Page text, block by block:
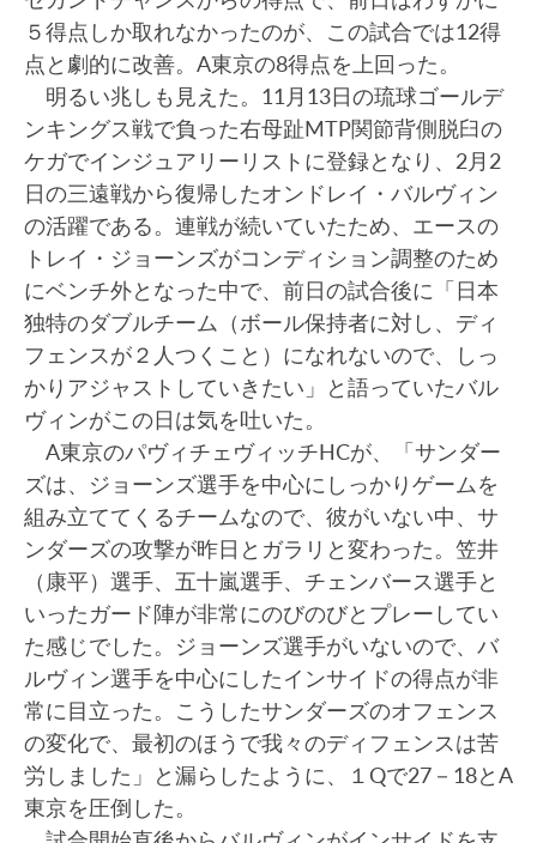
５得点しか取れなかったのが、この試合では12得
点と劇的に改善。A東京の8得点を上回った。
明るい兆しも見えた。11月13日の琉球ゴールデ
ンキングス戦で負った右母趾MTP関節背側脱臼の
ケガでインジュアリーリストに登録となり、2月2
日の三遠戦から復帰したオンドレイ・バルヴィン
の活躍である。連戦が続いていたため、エースの
トレイ・ジョーンズがコンディション調整のため
にベンチ外となった中で、前日の試合後に「日本
独特のダブルチーム（ボール保持者に対し、ディ
フェンスが２人つくこと）になれないので、しっ
かりアジャストしていきたい」と語っていたバル
ヴィンがこの日は気を吐いた。
A東京のパヴィチェヴィッチHCが、「サンダー
ズは、ジョーンズ選手を中心にしっかりゲームを
組み立ててくるチームなので、彼がいない中、サ
ンダーズの攻撃が昨日とガラリと変わった。笠井
（康平）選手、五十嵐選手、チェンバース選手と
いったガード陣が非常にのびのびとプレーしてい
た感じでした。ジョーンズ選手がいないので、バ
ルヴィン選手を中心にしたインサイドの得点が非
常に目立った。こうしたサンダーズのオフェンス
の変化で、最初のほうで我々のディフェンスは苦
労しました」と漏らしたように、１Qで27－18とA
東京を圧倒した。